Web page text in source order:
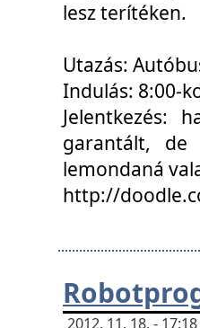
lesz terítéken.
Utazás:
Indulás: 8:00-
Jelentkezés:
garantált, de
lemondaná
http://
2012. 11. 18. -